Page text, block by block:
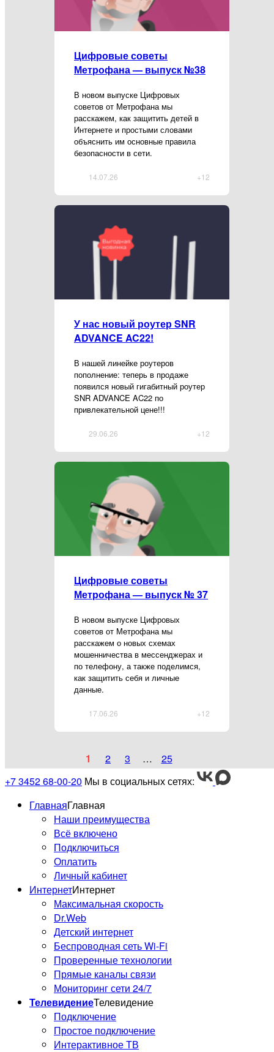
Цифровые советы
Метрофана — выпуск №38
В новом выпуске Цифровых
советов от Метрофана мы
расскажем, как защитить детей в
Интернете и простыми словами
объяснить им основные правила
безопасности в сети.
+12
14.07.26
У нас новый роутер SNR
ADVANCE AC22!
В нашей линейке роутеров
пополнение: теперь в продаже
появился новый гигабитный роутер
SNR ADVANCE AC22 по
привлекательной цене!!!
+12
29.06.26
Цифровые советы
Метрофана — выпуск № 37
В новом выпуске Цифровых
советов от Метрофана мы
расскажем о новых схемах
мошенничества в мессенджерах и
по телефону, а также поделимся,
как защитить себя и личные
данные.
+12
17.06.26
1 2 3 …
25
+7 3452 68-00-20 Мы в социальных сетях:
ГлавнаяГлавная
Наши преимущества
Всё включено
Подключиться
Оплатить
Личный кабинет
ИнтернетИнтернет
Максимальная скорость
Dr.Web
Детский интернет
Беспроводная сеть Wi-Fi
Проверенные технологии
Прямые каналы связи
Мониторинг сети 24/7
ТелевидениеТелевидение
Подключение
Простое подключение
Интерактивное ТВ